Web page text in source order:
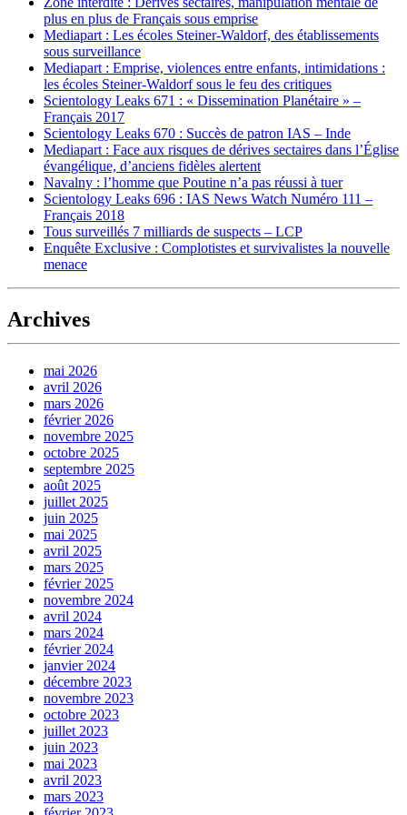
plus en plus de Français sous emprise
Mediapart : Les écoles Steiner-Waldorf, des établissements
sous surveillance
Mediapart : Emprise, violences entre enfants, intimidations :
les écoles Steiner-Waldorf sous le feu des critiques
Scientology Leaks 671 : « Dissemination Planétaire » –
Français 2017
Scientology Leaks 670 : Succès de patron IAS – Inde
Mediapart : Face aux risques de dérives sectaires dans l’Église
évangélique, d’anciens fidèles alertent
Navalny : l’homme que Poutine n’a pas réussi à tuer
Scientology Leaks 696 : IAS News Watch Numéro 111 –
Français 2018
Tous surveillés 7 milliards de suspects – LCP
Enquête Exclusive : Complotistes et survivalistes la nouvelle
menace
Archives
mai 2026
avril 2026
mars 2026
février 2026
novembre 2025
octobre 2025
septembre 2025
août 2025
juillet 2025
juin 2025
mai 2025
avril 2025
mars 2025
février 2025
novembre 2024
avril 2024
mars 2024
février 2024
janvier 2024
décembre 2023
novembre 2023
octobre 2023
juillet 2023
juin 2023
mai 2023
avril 2023
mars 2023